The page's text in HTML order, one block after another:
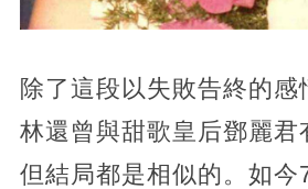
除了這段以失敗告終的感
林還曾與甜歌皇后鄧麗君
但結局都是相似的。如今